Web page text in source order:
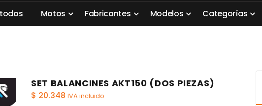
todos Motos Fabricantes Modelos Categorías
SET BALANCINES AKT150 (DOS PIEZAS)
$ 20.348 IVA incluido